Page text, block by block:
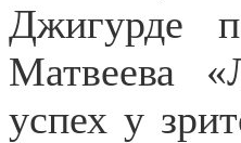
Джигурде
Матвеева
успех у